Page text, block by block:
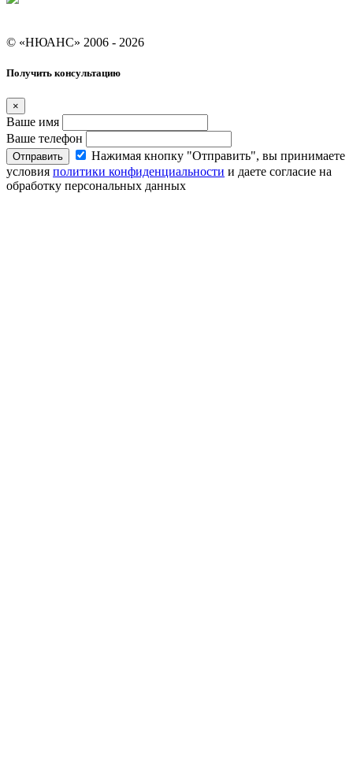
© «НЮАНС» 2006 - 2026
Получить консультацию
×
Ваше имя
Ваше телефон
Отправить
Нажимая кнопку "Отправить", вы принимаете
условия политики конфиденциальности и даете согласие на
обработку персональных данных